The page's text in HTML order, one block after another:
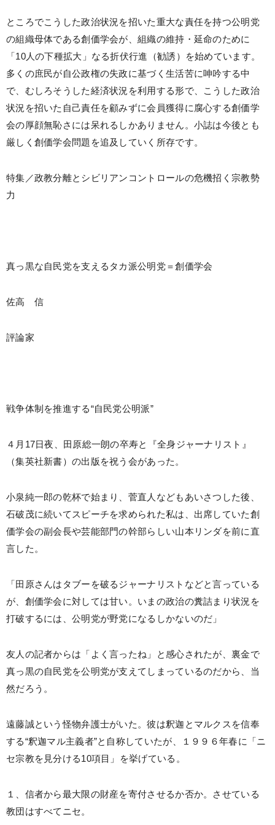
ところでこうした政治状況を招いた重大な責任を持つ公明党
の組織母体である創価学会が、組織の維持・延命のために
「10人の下種拡大」なる折伏行進（勧誘）を始めています。
多くの庶民が自公政権の失政に基づく生活苦に呻吟する中
で、むしろそうした経済状況を利用する形で、こうした政治
状況を招いた自己責任を顧みずに会員獲得に腐心する創価学
会の厚顔無恥さには呆れるしかありません。小誌は今後とも
厳しく創価学会問題を追及していく所存です。
特集／政教分離とシビリアンコントロールの危機招く宗教勢
力
真っ黒な自民党を支えるタカ派公明党＝創価学会
佐高 信
評論家
戦争体制を推進する“自民党公明派”
４月17日夜、田原総一朗の卒寿と『全身ジャーナリスト』
（集英社新書）の出版を祝う会があった。
小泉純一郎の乾杯で始まり、菅直人などもあいさつした後、
石破茂に続いてスピーチを求められた私は、出席していた創
価学会の副会長や芸能部門の幹部らしい山本リンダを前に直
言した。
「田原さんはタブーを破るジャーナリストなどと言っている
が、創価学会に対しては甘い。いまの政治の糞詰まり状況を
打破するには、公明党が野党になるしかないのだ」
友人の記者からは「よく言ったね」と感心されたが、裏金で
真っ黒の自民党を公明党が支えてしまっているのだから、当
然だろう。
遠藤誠という怪物弁護士がいた。彼は釈迦とマルクスを信奉
する“釈迦マル主義者”と自称していたが、１９９６年春に「ニ
セ宗教を見分ける10項目」を挙げている。
１、信者から最大限の財産を寄付させるか否か。させている
教団はすべてニセ。